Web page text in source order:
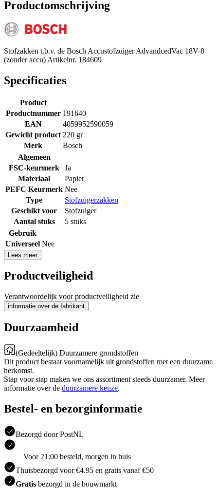
Productomschrijving
Stofzakken t.b.v. de Bosch Accustofzuiger AdvandcedVac 18V-8
(zonder accu) Artikelnr. 184609
Specificaties
Product
Productnummer 191640
EAN
4059952590059
Gewicht product 220 gr
Merk
Bosch
Algemeen
FSC-keurmerk
Ja
Materiaal
Papier
PEFC Keurmerk Nee
Type
Stofzuigerzakken
Geschikt voor
Stofzuiger
Aantal stuks
5 stuks
Gebruik
Universeel Nee
Lees meer
Productveiligheid
Verantwoordelijk voor productveiligheid zie
informatie over de fabrikant
Duurzaamheid
(Gedeeltelijk) Duurzamere grondstoffen
Dit product bestaat voornamelijk uit grondstoffen met een duurzame
herkomst.
Stap voor stap maken we ons assortiment steeds duurzamer. Meer
informatie over de duurzamere keuze.
Bestel- en bezorginformatie
Bezorgd door PostNL
Voor 21:00 besteld, morgen in huis
Thuisbezorgd voor €4.95 en gratis vanaf €50
Gratis bezorgd in de bouwmarkt